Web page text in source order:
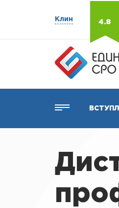
Клин 4.8